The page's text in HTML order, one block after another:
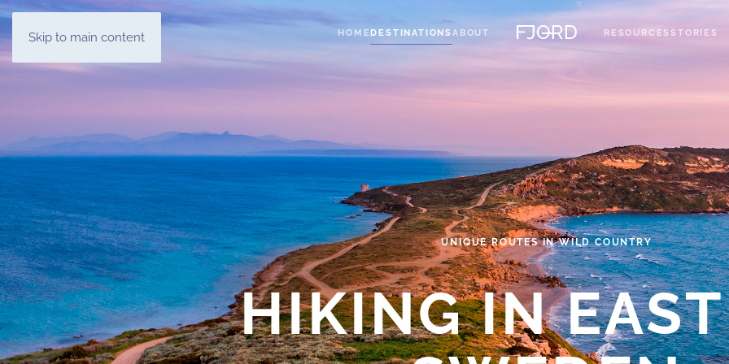
Skip to main content HOME DESTINATIONSABOUT RESOURCESSTORIES
UNIQUE ROUTES IN WILD COUNTRY
HIKING IN